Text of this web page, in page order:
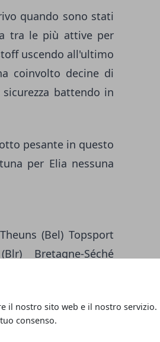
il nostro sito web e il nostro servizio.
consenso.
quando sono stati
tra le più attive per
uscendo all'ultimo
coinvolto decine di
battendo in
pesante in questo
per Elia nessuna
(Bel) Topsport
Bretagne-Séché
Poppel (Ned) Trek
7 Nicolas Marini (Ita)
Solutions Credits 9
(Ger) Bora-Argon